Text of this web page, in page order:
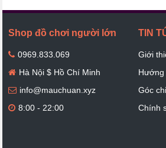
Shop đồ chơi người lớn
0969.833.069
Hà Nội $ Hồ Chí Minh
info@mauchuan.xyz
8:00 - 22:00
TIN
Giới
Hướng
Góc
Chính